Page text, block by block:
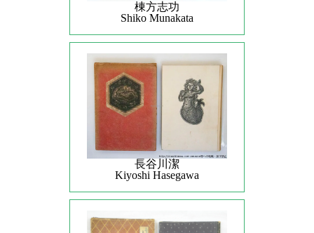
棟方志功
Shiko Munakata
長谷川潔
Kiyoshi Hasegawa